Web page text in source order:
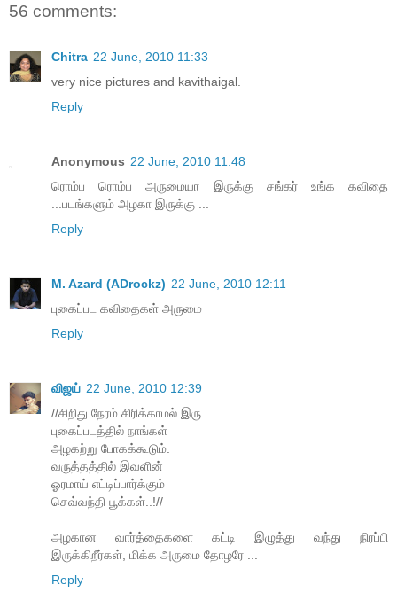
56 comments:
Chitra 22 June, 2010 11:33
very nice pictures and kavithaigal.
Reply
Anonymous 22 June, 2010 11:48
ரொம்ப ரொம்ப அருமையா இருக்கு சங்கர் உங்க கவிதை
...படங்களும் அழகா இருக்கு ...
Reply
M. Azard (ADrockz) 22 June, 2010 12:11
புகைப்பட கவிதைகள் அருமை
Reply
விஜய் 22 June, 2010 12:39
//சிறிது நேரம் சிரிக்காமல் இரு
புகைப்படத்தில் நாங்கள்
அழகற்று போகக்கூடும்.
வருத்தத்தில் இவளின்
ஓரமாய் எட்டிப்பார்க்கும்
செவ்வந்தி பூக்கள்..!//
அழகான வார்த்தைகளை கட்டி இழுத்து வந்து நிரப்பி
இருக்கிறீர்கள், மிக்க அருமை தோழரே ...
Reply